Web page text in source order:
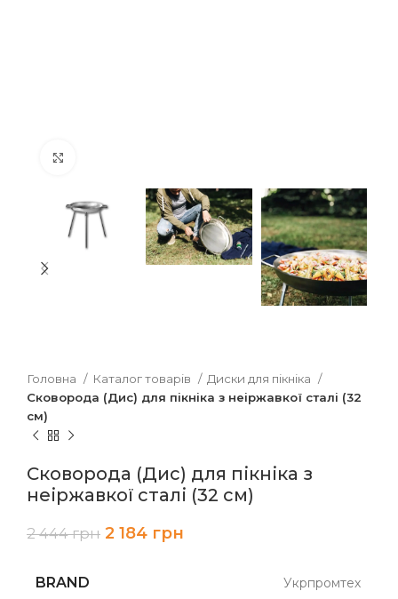
Головна Каталог товарів
Диски для пікніка
Сковорода (Дис) для пікніка з неіржавкої сталі (32
см)
Сковорода (Дис) для пікніка з
неіржавкої сталі (32 см)
2 444грн 2 184 грн
BRAND Укрпромтех